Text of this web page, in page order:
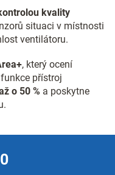
kvality
situaci v místnosti
ventilátoru.
, který ocení
přístroj
o 50 % a poskytne